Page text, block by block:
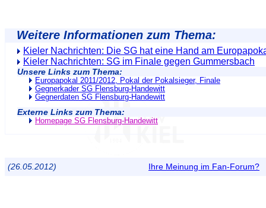
Weitere Informationen zum Thema:
Kieler Nachrichten: Die SG hat eine Hand am
Kieler Nachrichten: SG im Finale gegen Gummersbach
Unsere Links zum Thema:
Europapokal 2011/2012, Pokal der Pokalsieger, Finale
Gegnerkader SG Flensburg-Handewitt
Gegnerdaten SG Flensburg-Handewitt
Externe Links zum Thema:
Homepage SG Flensburg-Handewitt
(26.05.2012) Ihre Meinung im Fan-Forum?